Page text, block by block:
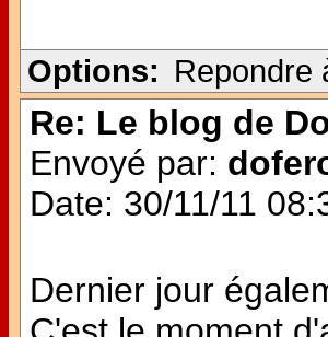
Options: Repondre
Re: Le blog de
Envoyé par:
Date: 30/11/11
Dernier jour